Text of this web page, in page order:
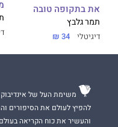
הספר עוסק בדינמיקת המרחק
ובוחן באיזו מידה מתאפשר
את בתקופה טובה
תמר גלבץ
דיגיטלי 34 ₪
משימת העל של
להפיץ לעולם את הסיפורים
והעשיר את כוח הקריאה